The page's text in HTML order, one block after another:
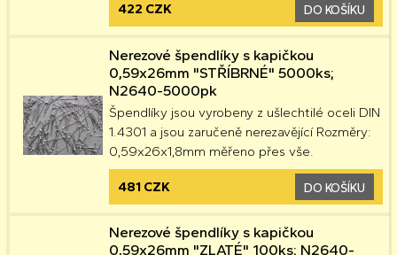
422 CZK DO KOŠÍKU
Nerezové špendlíky s kapičkou
0,59x26mm "STŘÍBRNÉ" 5000ks;
N2640-5000pk
Špendlíky jsou vyrobeny z ušlechtilé oceli DIN
1.4301 a jsou zaručeně nerezavějící Rozměry:
0,59x26x1,8mm měřeno přes vše.
481 CZK DO KOŠÍKU
Nerezové špendlíky s kapičkou
0,59x26mm "ZLATÉ" 100ks; N2640-